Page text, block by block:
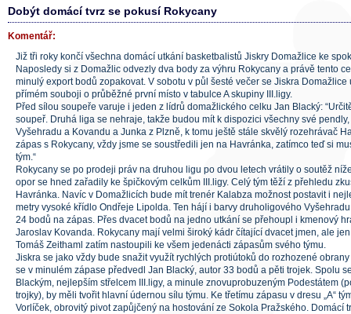
Dobýt domácí tvrz se pokusí Rokycany
Komentář:
Již tři roky končí všechna domácí utkání basketbalistů Jiskry Domažlice ke
Naposledy si z Domažlic odvezly dva body za výhru Rokycany a právě tento
minulý export bodů zopakovat. V sobotu v půl šesté večer se Jiskra Domažlice
přímém souboji o průběžné první místo v tabulce A skupiny III.ligy.
Před sílou soupeře varuje i jeden z lídrů domažlického celku Jan Blacký:
soupeř. Druhá liga se nehraje, takže budou mít k dispozici všechny své
Vyšehradu a Kovandu a Junka z Plzně, k tomu ještě stále skvělý rozehrávač
zápas s Rokycany, vždy jsme se soustředili jen na Havránka, zatímco teď si
tým.“
Rokycany se po prodeji práv na druhou ligu po dvou letech vrátily o soutěž
opor se hned zařadily ke špičkovým celkům III.ligy. Celý tým těží z přehledu
Havránka. Navíc v Domažlicích bude mít trenér Kalabza možnost postavit i
metry vysoké křídlo Ondřeje Lipolda. Ten hájí i barvy druholigového
24 bodů na zápas. Přes dvacet bodů na jedno utkání se přehoupl i kmenový
Jaroslav Kovanda. Rokycany mají velmi široký kádr čítající dvacet jmen, ale
Tomáš Zeithaml zatím nastoupili ke všem jedenácti zápasům svého týmu.
Jiskra se jako vždy bude snažit využít rychlých protiútoků do rozhozené
se v minulém zápase předvedl Jan Blacký, autor 33 bodů a pěti trojek. Spolu
Blackým, nejlepším střelcem III.ligy, a minule znovuprobuzeným Podestátem
trojky), by měli tvořit hlavní údernou sílu týmu. Ke třetímu zápasu v dresu „A“
Vorlíček, obrovitý pivot zapůjčený na hostování ze Sokola Pražského. Domácí